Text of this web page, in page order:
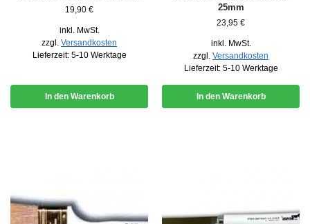
19,90 €
inkl. MwSt.
zzgl. Versandkosten
Lieferzeit: 5-10 Werktage
In den Warenkorb
25mm
23,95 €
inkl. MwSt.
zzgl. Versandkosten
Lieferzeit: 5-10 Werktage
In den Warenkorb